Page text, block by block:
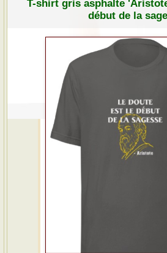
T-shirt gris asphalte
début de la